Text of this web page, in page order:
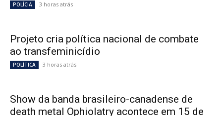
POLÍCIA 3 horas atrás
Projeto cria política nacional de combate
ao transfeminicídio
POLÍTICA 3 horas atrás
Show da banda brasileiro-canadense de
death metal Ophiolatry acontece em 15 de